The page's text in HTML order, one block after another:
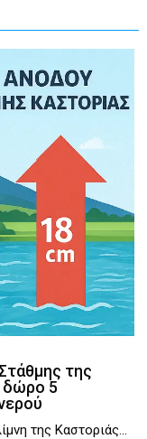
της
δώρο 5
της Καστοριάς...